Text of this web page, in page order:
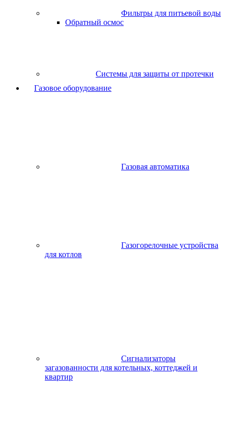
Фильтры для питьевой воды
Обратный осмос
Системы для защиты от протечки
Газовое оборудование
Газовая автоматика
Газогорелочные устройства
для котлов
Сигнализаторы
загазованности для котельных, коттеджей и
квартир